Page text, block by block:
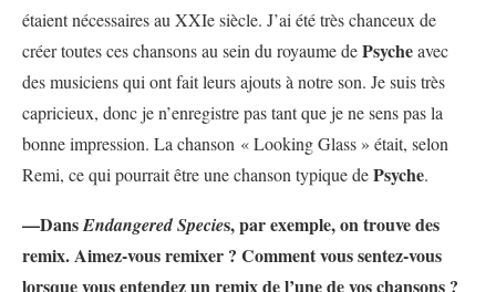
étaient nécessaires au XXIe siècle. J’ai été très chanceux de
créer toutes ces chansons au sein du royaume dePsycheavec
des musiciens qui ont fait leurs ajouts à notre son. Je suis très
capricieux, donc je n’enregistre pas tant que je ne sens pas la
bonne impression. La chanson « Looking Glass » était, selon
Remi, ce qui pourrait être une chanson typique dePsyche.
—DansEndangered Species, par exemple, on trouve des
remix. Aimez-vous remixer ? Comment vous sentez-vous
lorsque vous entendez un remix de l’une de vos chansons ?